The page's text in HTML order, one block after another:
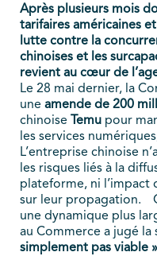
Après plusieurs mois
tarifaires américaines
lutte contre la
chinoises et les
revient au cœur de
Le 28 mai dernier, la
une amende de 200
chinoise
Temu pour
les services
L’entreprise chinoise
les risques liés à la
plateforme, ni l’impact
sur leur propagation.
une dynamique plus
au Commerce a jugé
simplement pas viable »